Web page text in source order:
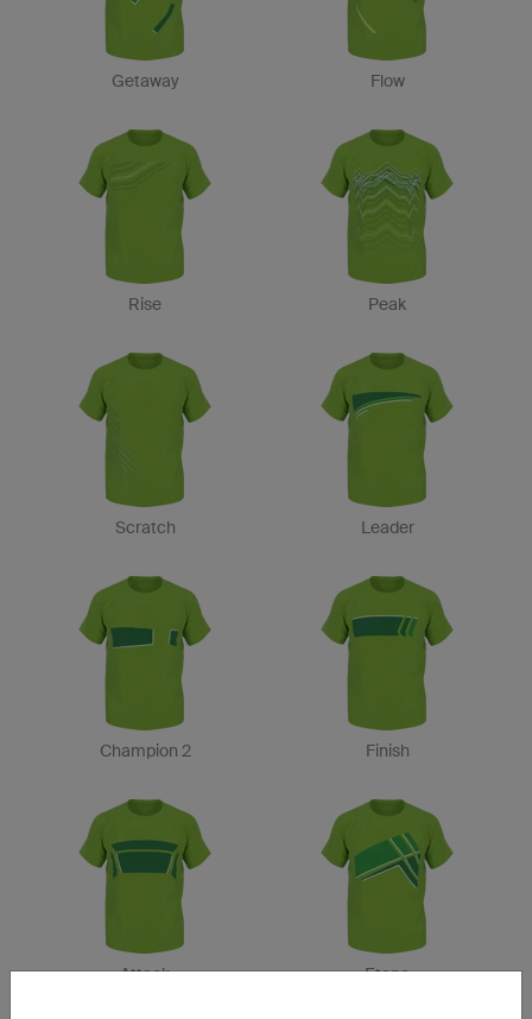
Getaway Flow
Rise Peak
Scratch Leader
Champion 2 Finish
Attack Etape